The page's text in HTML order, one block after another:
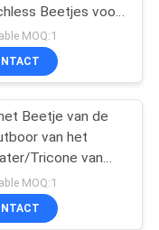
Beetjes voor
MOQ:1
Beetje van de
van het
Tricone van
Oliegas van het
MOQ:1